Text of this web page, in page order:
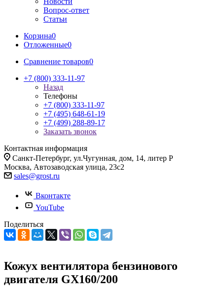
Вопрос-ответ
Статьи
Корзина0
Отложенные0
Сравнение товаров0
+7 (800) 333-11-97
Назад
Телефоны
+7 (800) 333-11-97
+7 (495) 648-61-19
+7 (499) 288-89-17
Заказать звонок
Контактная информация
Санкт-Петербург, ул.Чугунная, дом, 14, литер Р
Москва, Автозаводская улица, 23с2
sales@grost.ru
Вконтакте
YouTube
Поделиться
Кожух вентилятора бензинового
двигателя GX160/200